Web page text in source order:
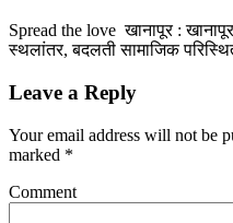
Spread the love खानापूर :
स्थलांतर, बदलती सामाजिक
Leave a Reply
Your email address will not be
marked *
Comment